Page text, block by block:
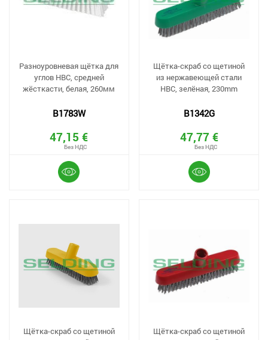
Разноуровневая щётка для
углов HBC, средней
жёсткасти, белая, 260мм
B1783W
47,15 €
Щётка-скраб со щетиной
из нержавеющей стали
HBC, зелёная, 230mm
B1342G
47,77 €
Щётка-скраб со щетиной
Щётка-скраб со щетиной